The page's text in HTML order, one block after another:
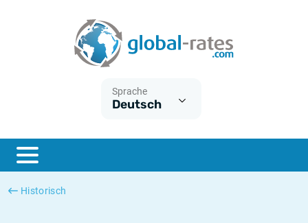
Sprache
Deutsch
Historisch
ESTER
SONIA
Was ist die VPI-Inflation?
Was ist die HVPI-Inflation?
Deutsche inflation
Europäische inflation
Historische Euribor-Sätze
Historische ESTER-Sätze
Historische SOFR-Sätze
Historische SONIA-Sätze
Inflationsrechner